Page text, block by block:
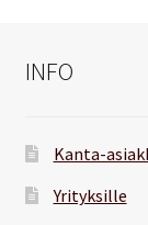
INFO
Kanta-
Yrityksille